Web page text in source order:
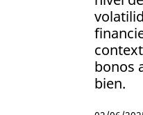
bonos
bien.